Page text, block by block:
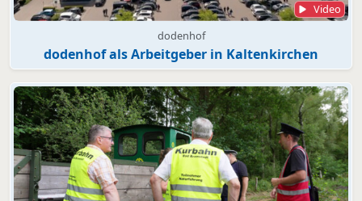
Video
dodenhof
dodenhof als Arbeitgeber in Kaltenkirchen